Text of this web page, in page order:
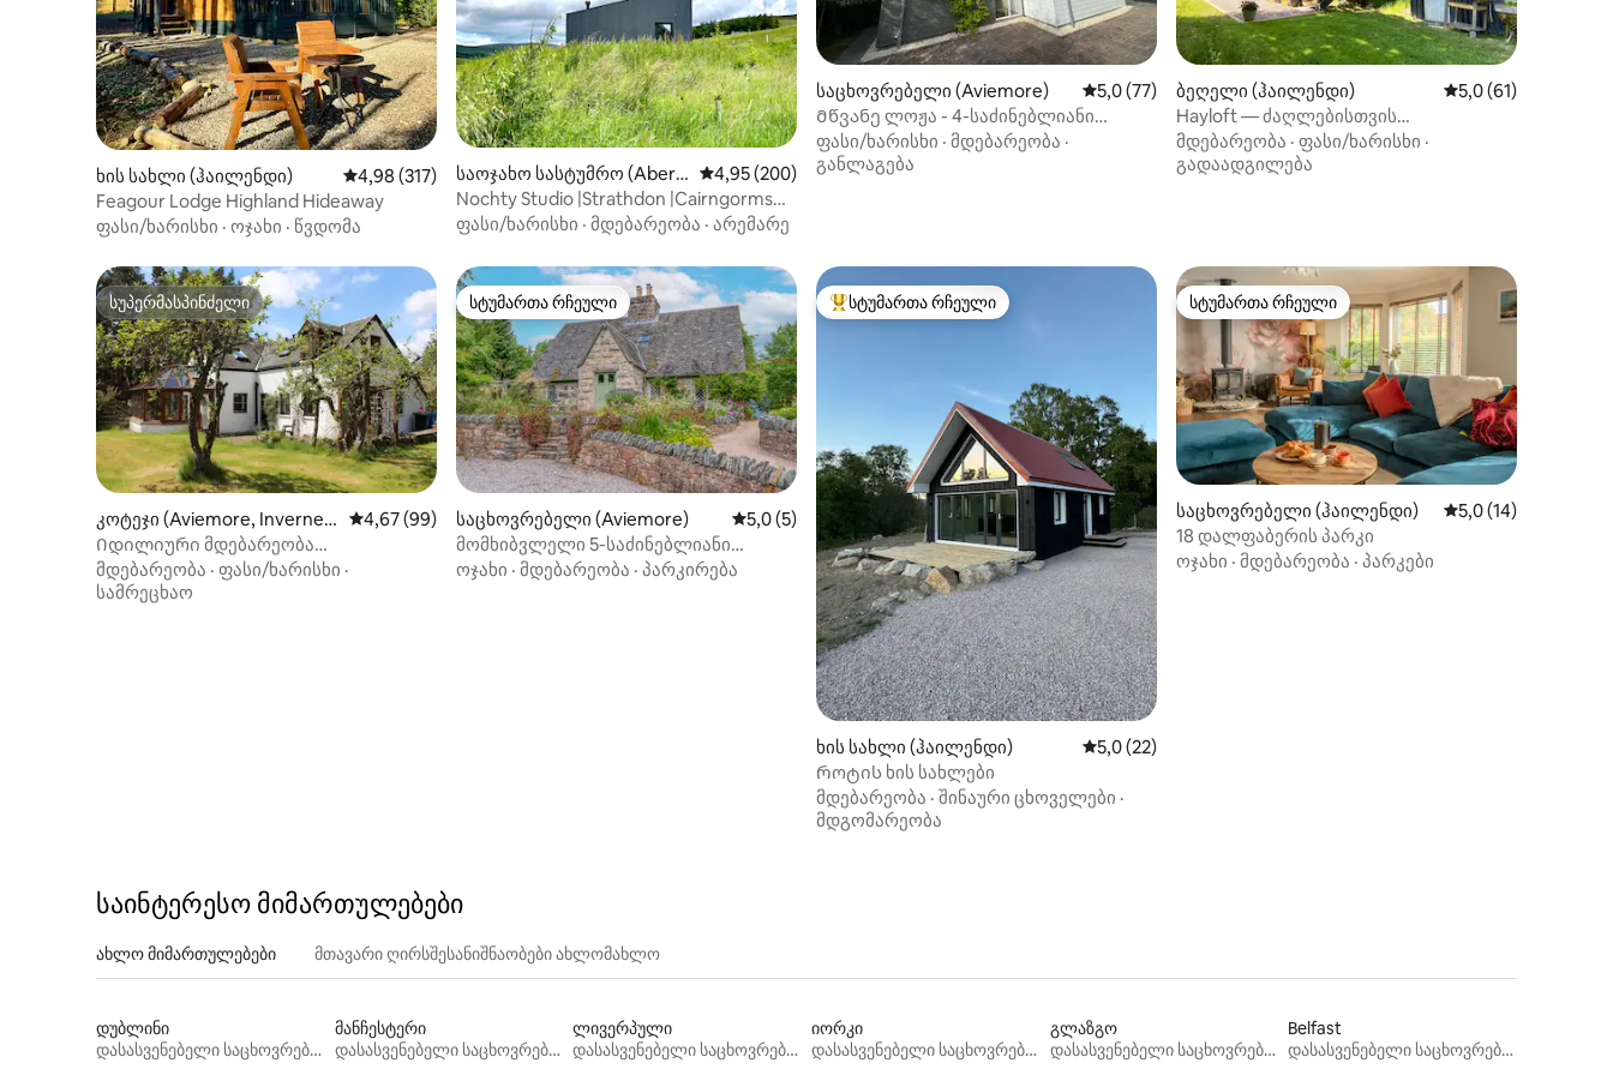
ხის სახლი (ჰაილენდი) საშუალო შეფასებაა 5‑დან 4,98, 317 მიმოხილვა
4,98 (317)
Feagour Lodge Highland Hideaway
ფასი/ხარისხი · ოჯახი · წვდომა
საოჯახო სასტუმრო (Aberd
eenshire)
საშუალო შეფასებაა 5‑დან 4,95, 200 მიმოხილვა
4,95 (200)
Nochty Studio |Strathdon |Cairngorms
National Park
ფასი/ხარისხი · მდებარეობა · არემარე
საცხოვრებელი (Aviemore) საშუალო შეფასებაა 5‑დან 5,0, 77 მიმოხილვა
5,0 (77)
Მწვანე ლოჟა - 4-საძინებლიანი
ფუფუნება ტყეში
ფასი/ხარისხი · მდებარეობა ·
განლაგება
ბეღელი (ჰაილენდი) საშუალო
5,0 (61)
Hayloft — ძაღლებისთვის
შესაფერისი — კერნგორმსის მთები
მდებარეობა · ფასი/ხარისხი ·
გადაადგილება
სუპერმასპინძელი
სუპერმასპინძელი
კოტეჯი (Aviemore, Invernes
s-shire)
საშუალო შეფასებაა 5‑დან 4,67, 99 მიმოხილვა
4,67 (99)
Იდილიური მდებარეობა
კაირნგორმებთან ერთად
მდებარეობა · ფასი/ხარისხი ·
სამრეცხაო
სტუმართა რჩეული
სტუმართა რჩეული
საცხოვრებელი (Aviemore) საშუალო შეფასებაა 5‑დან 5,0, 5 მიმოხილვა
5,0 (5)
მომხიბვლელი 5-საძინებლიანი
კოტეჯი კერნგორმში
ოჯახი · მდებარეობა · პარკირება
სტუმართა რჩეული მოწინავე ვარიანტი
სტუმართა რჩეული
ხის სახლი (ჰაილენდი) საშუალო შეფასებაა 5‑დან 5,0, 22 მიმოხილვა
5,0 (22)
Როტის ხის სახლები
მდებარეობა · შინაური ცხოველები ·
მდგომარეობა
სტუმართა რჩეული
სტუმართა რჩეული
საცხოვრებელი (ჰაილენდი) საშუალო
5,0 (14)
18 დალფაბერის პარკი
ოჯახი · მდებარეობა · პარკები
საინტერესო მიმართულებები
ახლო მიმართულებები მთავარი ღირსშესანიშნაობები ახლომახლო
დუბლინი
დასასვენებელი საცხოვრებლები
მანჩესტერი
დასასვენებელი საცხოვრებლები
ლივერპული
დასასვენებელი საცხოვრებლები
იორკი
დასასვენებელი საცხოვრებლები
გლაზგო
დასასვენებელი საცხოვრებლები
Belfast
დასასვენებელი საცხოვრებლები